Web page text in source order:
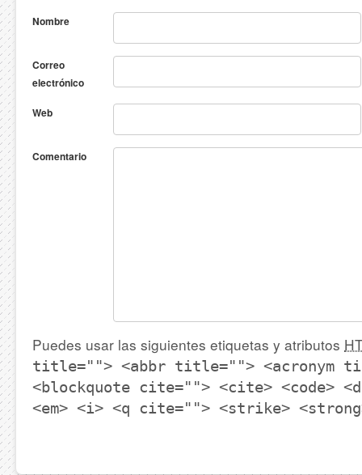
Nombre
Correo
electrónico
Web
Comentario
Puedes usar las siguientes etiquetas y atributos
title=""> <abbr title=""> <acronym
<blockquote cite=""> <cite> <code>
<em> <i> <q cite=""> <strike>